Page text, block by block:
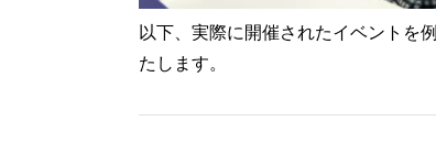
以下、実際に開催されたイベントを
たします。